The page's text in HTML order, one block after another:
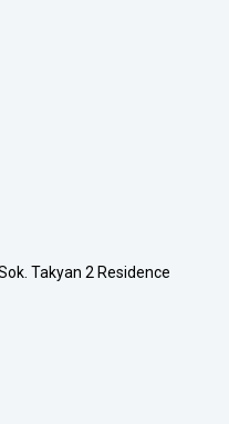
Takyan 2 Residence